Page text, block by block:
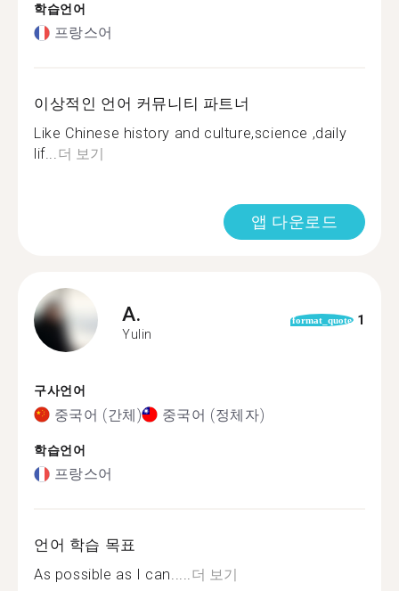
학습언어
프랑스어
이상적인 언어 커뮤니티 파트너
Like Chinese history and culture,science ,daily
lif...더 보기
앱 다운로드
A.
Yulin
format_quote 1
구사언어
중국어 (간체) 중국어 (정체자)
학습언어
프랑스어
언어 학습 목표
As possible as I can.....더 보기